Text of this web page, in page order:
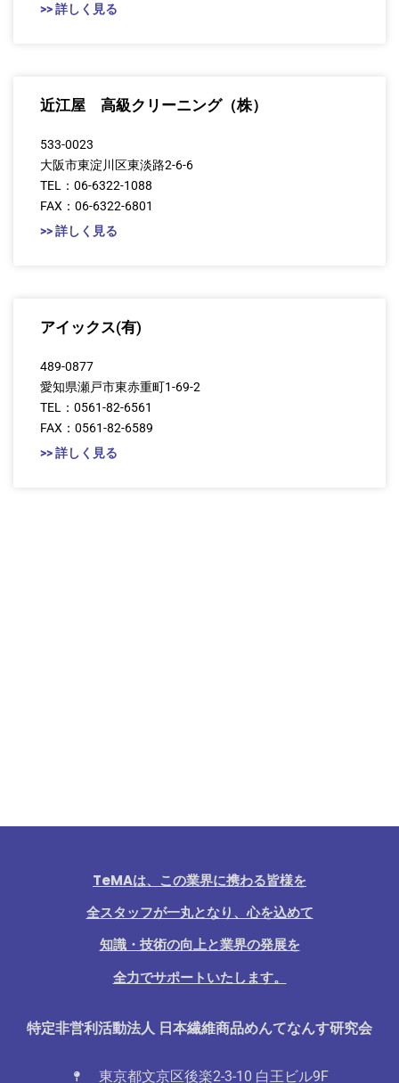
>> 詳しく見る
近江屋 高級クリーニング（株）
533-0023
大阪市東淀川区東淡路2-6-6
TEL：06-6322-1088
FAX：06-6322-6801
>> 詳しく見る
アイックス(有)
489-0877
愛知県瀬戸市東赤重町1-69-2
TEL：0561-82-6561
FAX：0561-82-6589
>> 詳しく見る
TeMAは、この業界に携わる皆様を
全スタッフが一丸となり、心を込めて
知識・技術の向上と業界の発展を
全力でサポートいたします。
特定非営利活動法人 日本繊維商品めんてなんす研究会
東京都文京区後楽2-3-10 白王ビル9F